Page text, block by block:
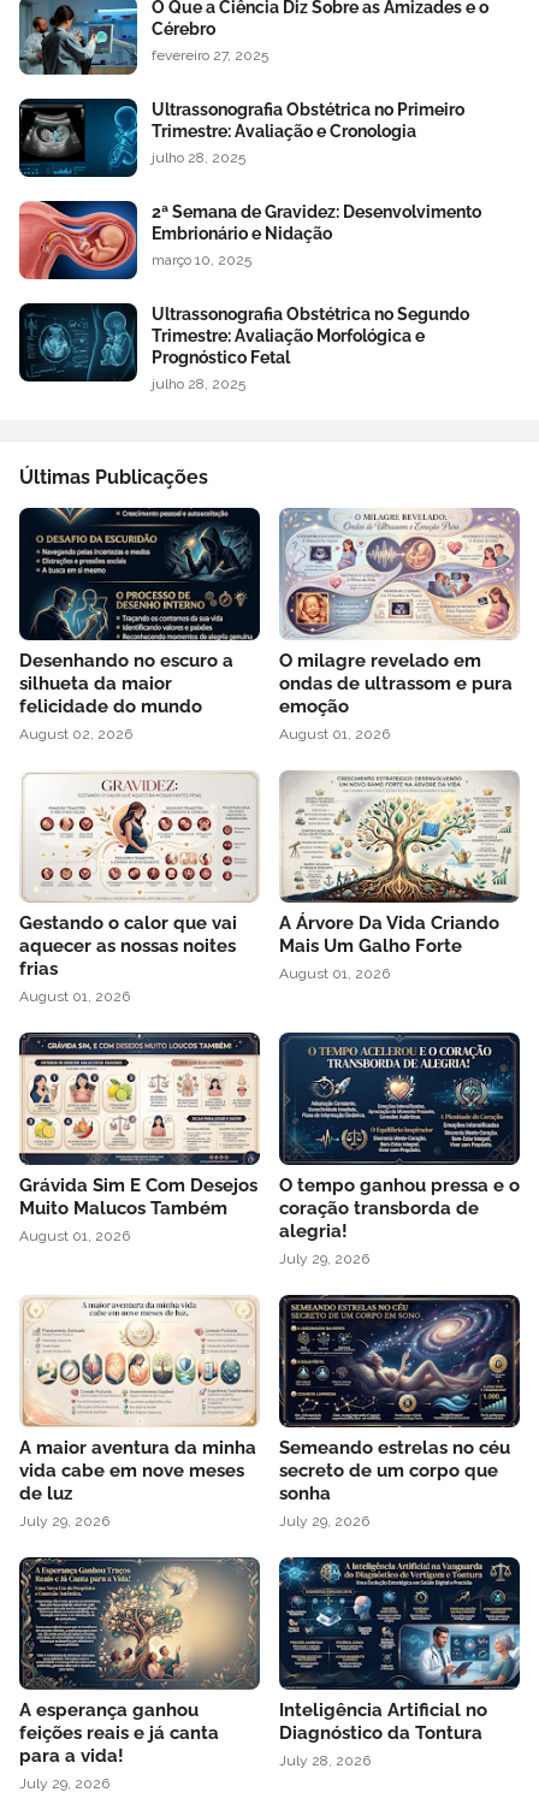
O Que a Ciência Diz Sobre as Amizades e o
Cérebro
fevereiro 27, 2025
Ultrassonografia Obstétrica no Primeiro
Trimestre: Avaliação e Cronologia
julho 28, 2025
2ª Semana de Gravidez: Desenvolvimento
Embrionário e Nidação
março 10, 2025
Ultrassonografia Obstétrica no Segundo
Trimestre: Avaliação Morfológica e
Prognóstico Fetal
julho 28, 2025
Últimas Publicações
Desenhando no escuro a
silhueta da maior
felicidade do mundo
August 02, 2026
O milagre revelado em
ondas de ultrassom e pura
emoção
August 01, 2026
Gestando o calor que vai
aquecer as nossas noites
frias
August 01, 2026
A Árvore Da Vida Criando
Mais Um Galho Forte
August 01, 2026
Grávida Sim E Com Desejos
Muito Malucos Também
August 01, 2026
O tempo ganhou pressa e o
coração transborda de
alegria!
July 29, 2026
A maior aventura da minha
vida cabe em nove meses
de luz
July 29, 2026
Semeando estrelas no céu
secreto de um corpo que
sonha
July 29, 2026
A esperança ganhou
feições reais e já canta
para a vida!
July 29, 2026
Inteligência Artificial no
Diagnóstico da Tontura
July 28, 2026